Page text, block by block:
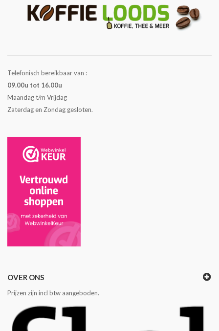
Telefonisch bereikbaar van :
09.00u tot 16.00u
Maandag t/m Vrijdag
Zaterdag en Zondag gesloten.
OVER ONS
Prijzen zijn incl btw aangeboden.